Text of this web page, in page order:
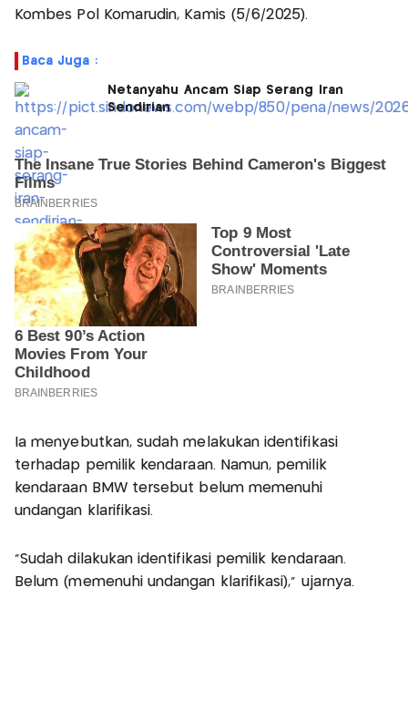
Kombes Pol Komarudin, Kamis (5/6/2025).
Baca Juga :
Netanyahu Ancam Siap Serang Iran
Sendirian
Ia menyebutkan, sudah melakukan identifikasi
terhadap pemilik kendaraan. Namun, pemilik
kendaraan BMW tersebut belum memenuhi
undangan klarifikasi.
“Sudah dilakukan identifikasi pemilik kendaraan.
Belum (memenuhi undangan klarifikasi),” ujarnya.